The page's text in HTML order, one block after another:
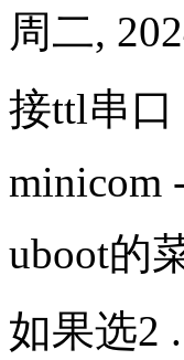
周二,
接ttl串口
minicom
uboot的
如果选2